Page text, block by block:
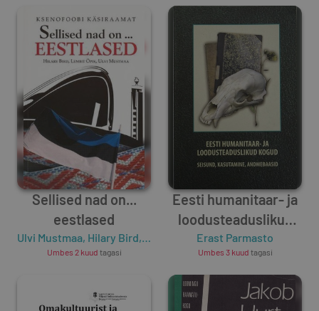
Sellised nad on...
eestlased
Ulvi Mustmaa, Hilary Bird, Lembit Öpik
Umbes 2 kuud tagasi
Eesti humanitaar- ja
loodusteaduslikud
kogud
Erast Parmasto
Umbes 3 kuud tagasi